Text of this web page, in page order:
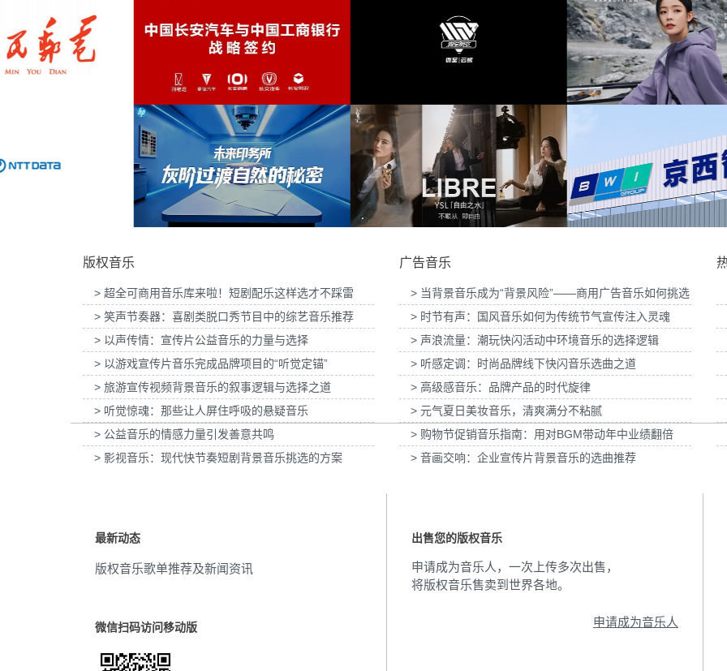
(13)
宗教的 (13)
非洲人 (12)
神秘
振奋 (12)
巴赫 (11)
沉思 (11)
节日 (11)
中世纪的 (11)
圣诞节
乐趣 (10)
为2026“中国之选”全球精品咖啡生豆大赛提供
音乐版权
为岚图泰山X8上市发布会互动项目提供音乐
为华为中国行2026山
版
安汽车与工商银行战略签约事件传播
为微至航空科技公司产品宣传项目提供音乐版
权
为Discovery expedition北京店铺活动提供音
乐版权
为新希望乳业唐钱婷品
印：灰阶过渡自然的秘密提供音乐版
为欧莱雅-YSL LIBRE「自由之水」妇女节宣
传项目提供音乐版权
为张家口京西智行科技BWI媒体3D动画科普
项目提供音乐版权
为伊利宫酪中规格奶皮
版权音乐
> 超全可商用音乐库来啦！短剧配乐这样选才不踩雷
> 笑声节奏器：喜剧类脱口秀节目中的综艺音乐推荐
> 以声传情：宣传片公益音乐的力量与选择
> 以游戏宣传片音乐完成品牌项目的“听觉定锚”
> 旅游宣传视频背景音乐的叙事逻辑与选择之道
> 听觉惊魂：那些让人屏住呼吸的悬疑音乐
> 公益音乐的情感力量引发善意共鸣
> 影视音乐：现代快节奏短剧背景音乐挑选的方案
广告音乐
> 当背景音乐成为“背景风险”——商用广告音乐如何挑选
> 时节有声：国风音乐如何为传统节气宣传注入灵魂
> 声浪流量：潮玩快闪活动中环境音乐的选择逻辑
> 听感定调：时尚品牌线下快闪音乐选曲之道
> 高级感音乐：品牌产品的时代旋律
> 元气夏日美妆音乐，清爽满分不粘腻
> 购物节促销音乐指南：用对BGM带动年中业绩翻倍
> 音画交响：企业宣传片背景音乐的选曲推荐
最新动态
版权音乐歌单推荐及新闻资讯
微信扫码访问移动版
出售您的版权音乐
申请成为音乐人，一次上传多次出售，
将版权音乐售卖到世界各地。
申请成为音乐人